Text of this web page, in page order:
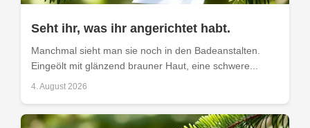
Seht ihr, was ihr angerichtet habt.
Manchmal sieht man sie noch in den Badeanstalten.
Eingeölt mit glänzend brauner Haut, eine schwere...
4. August 2026